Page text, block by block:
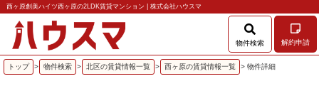
西ヶ原創美ハイツ西ヶ原の2LDK賃貸マンション | 株式会社ハウスマ
物件検索 解約申請
トップ > 物件検索 > 北区の賃貸情報一覧 > 西ヶ原の賃貸情報一覧 > 物件詳細